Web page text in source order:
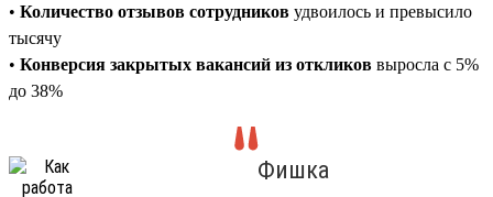
• Количество отзывов сотрудников удвоилось и превысило
тысячу
• Конверсия закрытых вакансий из откликов выросла с 5%
до 38%
Фишка